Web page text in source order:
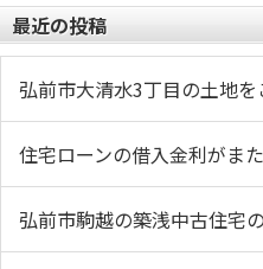
最近の投稿
弘前市大清水3丁目の土地
住宅ローンの借入金利がま
弘前市駒越の築浅中古住宅